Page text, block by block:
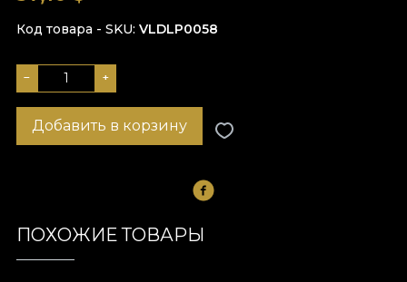
Код товара - SKU VLDLP0058
− +
Добавить в корзину
ПОХОЖИЕ ТОВАРЫ